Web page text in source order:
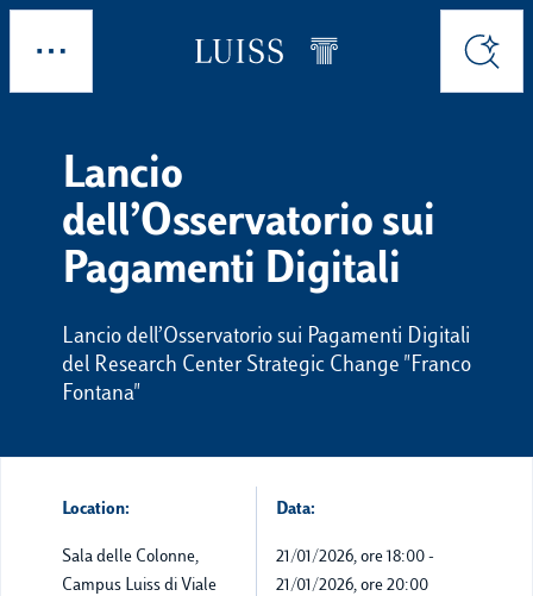
Skip to main content
Cerca
Lancio
dell’Osservatorio sui
Pagamenti Digitali
Lancio dell’Osservatorio sui Pagamenti Digitali
del Research Center Strategic Change "Franco
Fontana"
Location:
Sala delle Colonne,
Campus Luiss di Viale
Data:
21/01/2026, ore 18:00 -
21/01/2026, ore 20:00